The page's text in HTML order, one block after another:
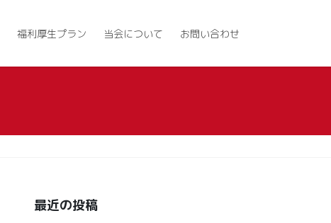
福利厚生プラン 当会について お問い合わせ
最近の投稿